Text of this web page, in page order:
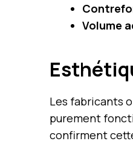
Volume
Les fabricants
purement
confirment